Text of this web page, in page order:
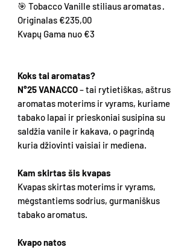
🎯 Tobacco Vanille stiliaus aromatas ·
Originalas €235,00
Kvapų Gama nuo €3
Koks tai aromatas?
N°25 VANACCO– tai rytietiškas, aštrus
aromatas moterims ir vyrams, kuriame
tabako lapai ir prieskoniai susipina su
saldžia vanile ir kakava, o pagrindą
kuria džiovinti vaisiai ir mediena.
Kam skirtas šis kvapas
Kvapas skirtas moterims ir vyrams,
mėgstantiems sodrius, gurmaniškus
tabako aromatus.
Kvapo natos